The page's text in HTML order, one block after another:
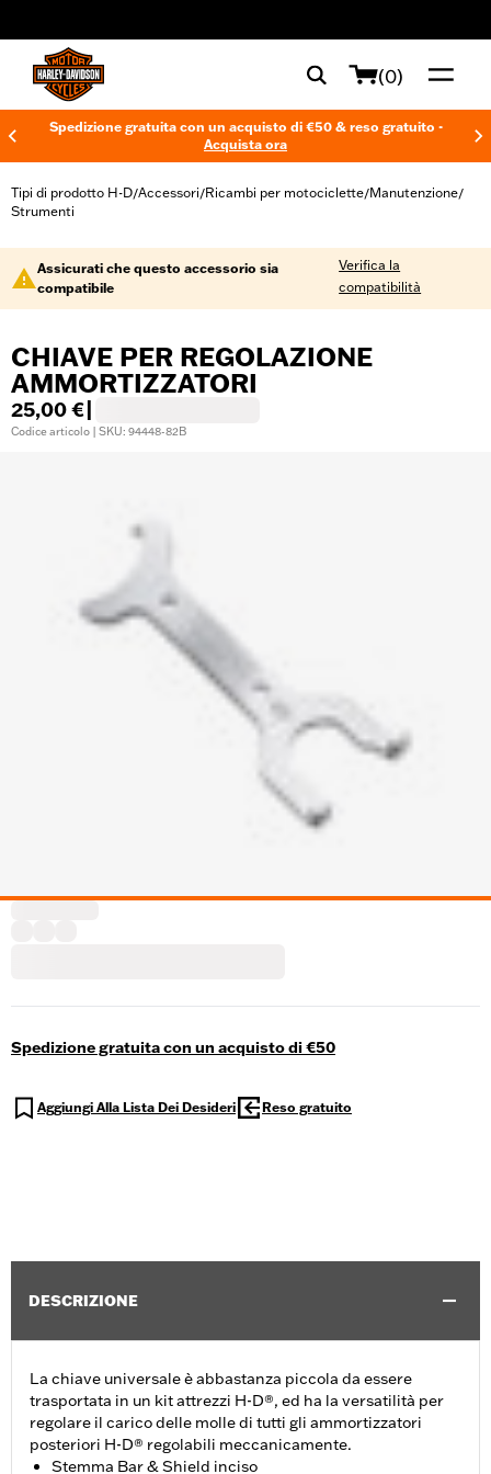
(0)
Spedizione gratuita con un acquisto di €50 & reso gratuito -
Acquista ora
Tipi di prodotto H-D/Accessori/Ricambi per motociclette/Manutenzione/
Strumenti
Assicurati che questo accessorio sia
compatibile
Verifica la
compatibilità
CHIAVE PER REGOLAZIONE
AMMORTIZZATORI
25,00 €
Codice articolo | SKU: 94448-82B
Spedizione gratuita con un acquisto di €50
Aggiungi Alla Lista Dei Desideri Reso gratuito
DESCRIZIONE
La chiave universale è abbastanza piccola da essere
trasportata in un kit attrezzi H-D®, ed ha la versatilità per
regolare il carico delle molle di tutti gli ammortizzatori
posteriori H-D® regolabili meccanicamente.
Stemma Bar & Shield inciso